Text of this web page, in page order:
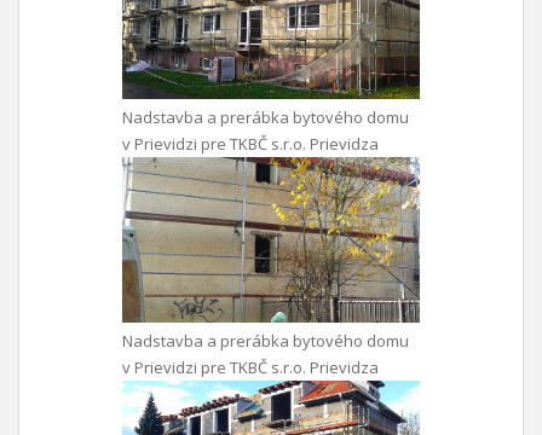
Nadstavba a prerábka bytového domu
v Prievidzi pre TKBČ s.r.o. Prievidza
Nadstavba a prerábka bytového domu
v Prievidzi pre TKBČ s.r.o. Prievidza